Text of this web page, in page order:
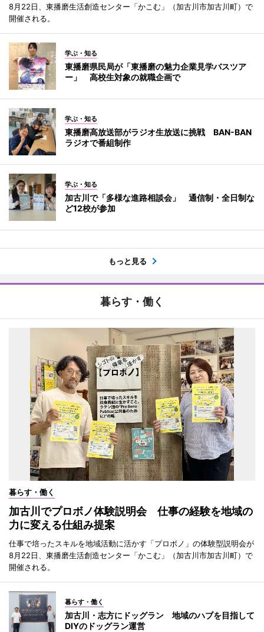
8月22日、東播磨生活創造センター「かこむ」（加古川市加古川町）で
開催される。
学ぶ・知る
東播磨県民局が「東播磨の魅力企業見学バスツア
ー」 高校生対象の就職企画で
学ぶ・知る
東播磨高放送部がラジオ生放送に挑戦 BAN-BAN
ラジオで番組制作
学ぶ・知る
加古川で「多様な進路相談会」 通信制・全日制な
ど12校が参加
もっと見る
暮らす・働く
暮らす・働く
加古川でプロボノ体験説明会 仕事の経験を地域の
力に変える仕組み提案
仕事で培ったスキルを地域活動に活かす「プロボノ」の体験型説明会が
8月22日、東播磨生活創造センター「かこむ」（加古川市加古川町）で
開催される。
暮らす・働く
加古川・志方にドッグラン 地域のハブを目指して
DIYのドッグラン運営